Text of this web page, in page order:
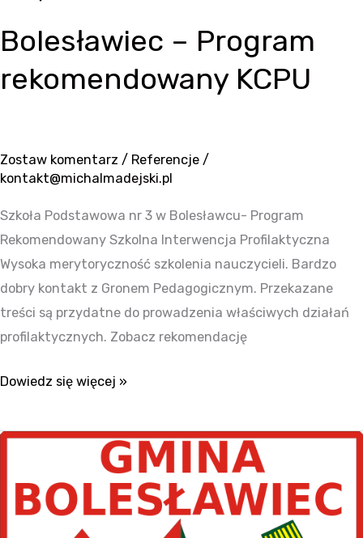
Bolesławiec – Program
rekomendowany KCPU
Zostaw komentarz / Referencje /
kontakt@michalmadejski.pl
Szkoła Podstawowa nr 3 w Bolesławcu- Program
Rekomendowany Szkolna Interwencja Profilaktyczna
Wysoka merytoryczność szkolenia nauczycieli. Bardzo
dobry kontakt z Gronem Pedagogicznym. Przekazane
treści są przydatne do prowadzenia właściwych działań
profilaktycznych. Zobacz rekomendację
Dowiedz się więcej »
Bolesławiec